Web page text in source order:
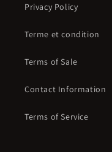
Privacy Policy
Terme et condition
Terms of Sale
Contact Information
Terms of Service